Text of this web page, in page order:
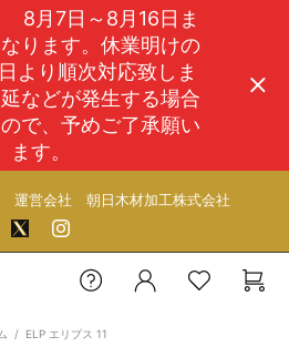
8月7日～8月16日ま
ります。休業明けの
より順次対応致しま
などが発生する場合
で、予めご了承願い
ます。
運営会社 朝日木材加工株式会社
ELP エリプス 11